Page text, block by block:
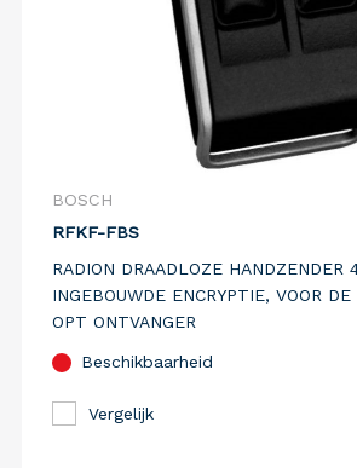
BOSCH
RFKF-FBS
RADION DRAADLOZE HANDZENDER
INGEBOUWDE ENCRYPTIE, VOOR
OPT ONTVANGER
Beschikbaarheid
Vergelijk